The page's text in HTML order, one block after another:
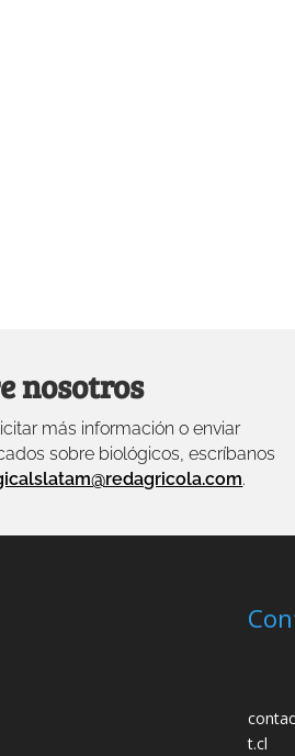
nosotros
más información o enviar
sobre biológicos, escríbanos
.
t.cl